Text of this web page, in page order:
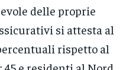
delle proprie
si attesta al
rispetto al